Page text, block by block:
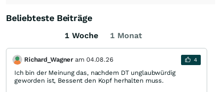
Beliebteste Beiträge
1 Woche 1 Monat
Richard_Wagner am 04.08.26 4
Ich bin der Meinung das, nachdem DT unglaubwürdig
geworden ist, Bessent den Kopf herhalten muss.